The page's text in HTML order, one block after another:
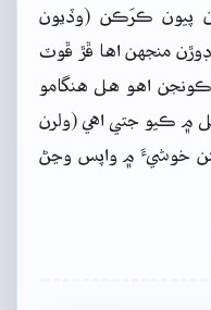
پيون ڪرَڪن (وڏيون
منجهن اها ڦڙ ڦوٽ
اهو هل هنگامو
۾ ڪيو جتي اهي (ولرن
خوشيءَ ۾ واپس وڃڻ